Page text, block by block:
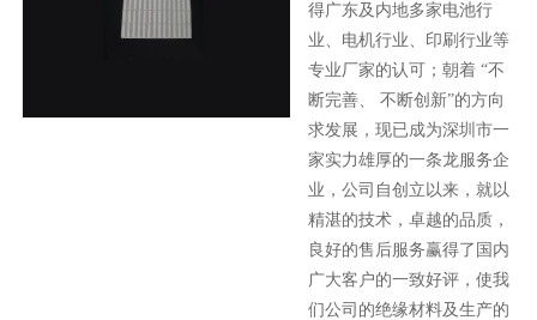
得广东及内地多家电池行
业、电机行业、印刷行业等
专业厂家的认可；朝着 “不
断完善、 不断创新”的方向
求发展，现已成为深圳市一
家实力雄厚的一条龙服务企
业，公司自创立以来，就以
精湛的技术，卓越的品质，
良好的售后服务赢得了国内
广大客户的一致好评，使我
们公司的绝缘材料及生产的